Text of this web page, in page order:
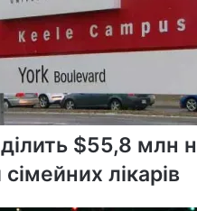
$55,8 млн
сімейних лікарів